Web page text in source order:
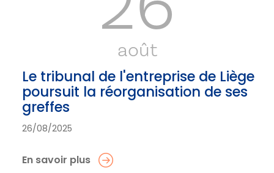
août
Le tribunal de l'entreprise de Liège
poursuit la réorganisation de ses
greffes
26/08/2025
En savoir plus